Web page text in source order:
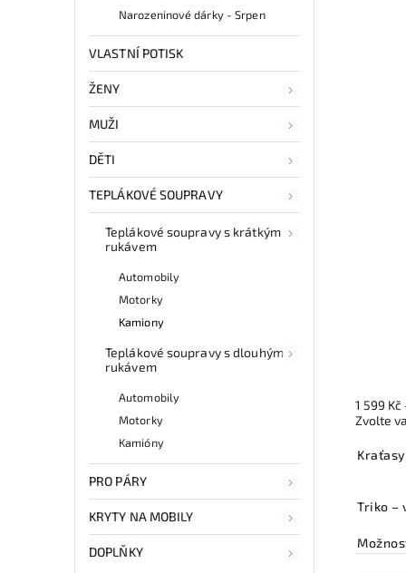
Narozeninové dárky - Srpen
VLASTNÍ POTISK
ŽENY
MUŽI
DĚTI
TEPLÁKOVÉ SOUPRAVY
Teplákové soupravy s krátkým
rukávem
Automobily
Motorky
Kamiony
Teplákové soupravy s dlouhým
rukávem
Automobily
Motorky
Kamióny
PRO PÁRY
KRYTY NA MOBILY
DOPLŇKY
1 599 Kč
Zvolte
Triko –